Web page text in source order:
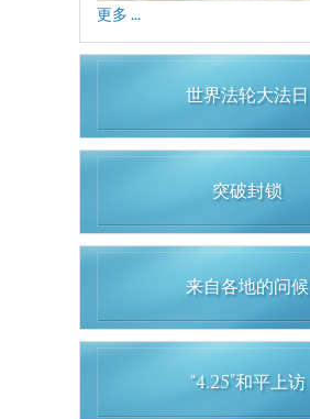
更多 ...
世界法轮大法日
突破封锁
来自各地的问候
“4.25”和平上访